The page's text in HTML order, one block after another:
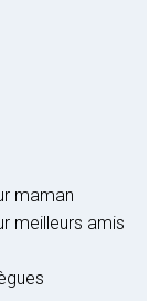
maman
meilleurs amis